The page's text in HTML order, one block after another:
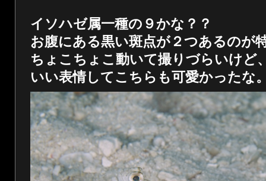
イソハゼ属一種の９かな？？
お腹にある黒い斑点が２つあるのが
ちょこちょこ動いて撮りづらいけど
いい表情してこちらも可愛かったな